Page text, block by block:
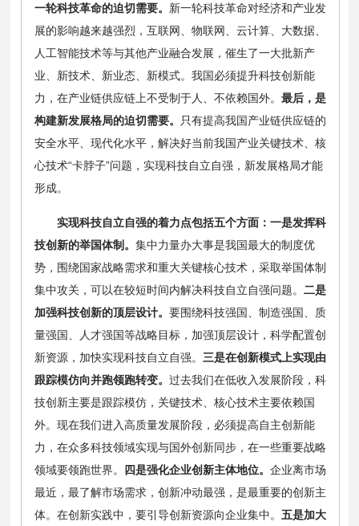
一轮科技革命的迫切需要。 新一轮科技革命对经济和产业发
展的影响越来越强烈，互联网、物联网、云计算、大数据、
人工智能技术等与其他产业融合发展，催生了一大批新产
业、新技术、新业态、新模式。我国必须提升科技创新能
力，在产业链供应链上不受制于人、不依赖国外。 最后，是
构建新发展格局的迫切需要。
只有提高我国产业链供应链的
安全水平、现代化水平，解决好当前我国产业关键技术、核
心技术“卡脖子”问题，实现科技自立自强，新发展格局才能
形成。
实现科技自立自强的着力点包括五个方面：一是发挥科
技创新的举国体制。 集中力量办大事是我国最大的制度优
势，围绕国家战略需求和重大关键核心技术，采取举国体制
集中攻关，可以在较短时间内解决科技自立自强问题。 二是
加强科技创新的顶层设计。 要围绕科技强国、制造强国、质
量强国、人才强国等战略目标，加强顶层设计，科学配置创
新资源，加快实现科技自立自强。 三是在创新模式上实现由
跟踪模仿向并跑领跑转变。 过去我们在低收入发展阶段，科
技创新主要是跟踪模仿，关键技术、核心技术主要依赖国
外。现在我们进入高质量发展阶段，必须提高自主创新能
力，在众多科技领域实现与国外创新同步，在一些重要战略
领域要领跑世界。
四是强化企业创新主体地位。 企业离市场
最近，最了解市场需求，创新冲动最强，是最重要的创新主
体。在创新实践中，要引导创新资源向企业集中。 五是加大